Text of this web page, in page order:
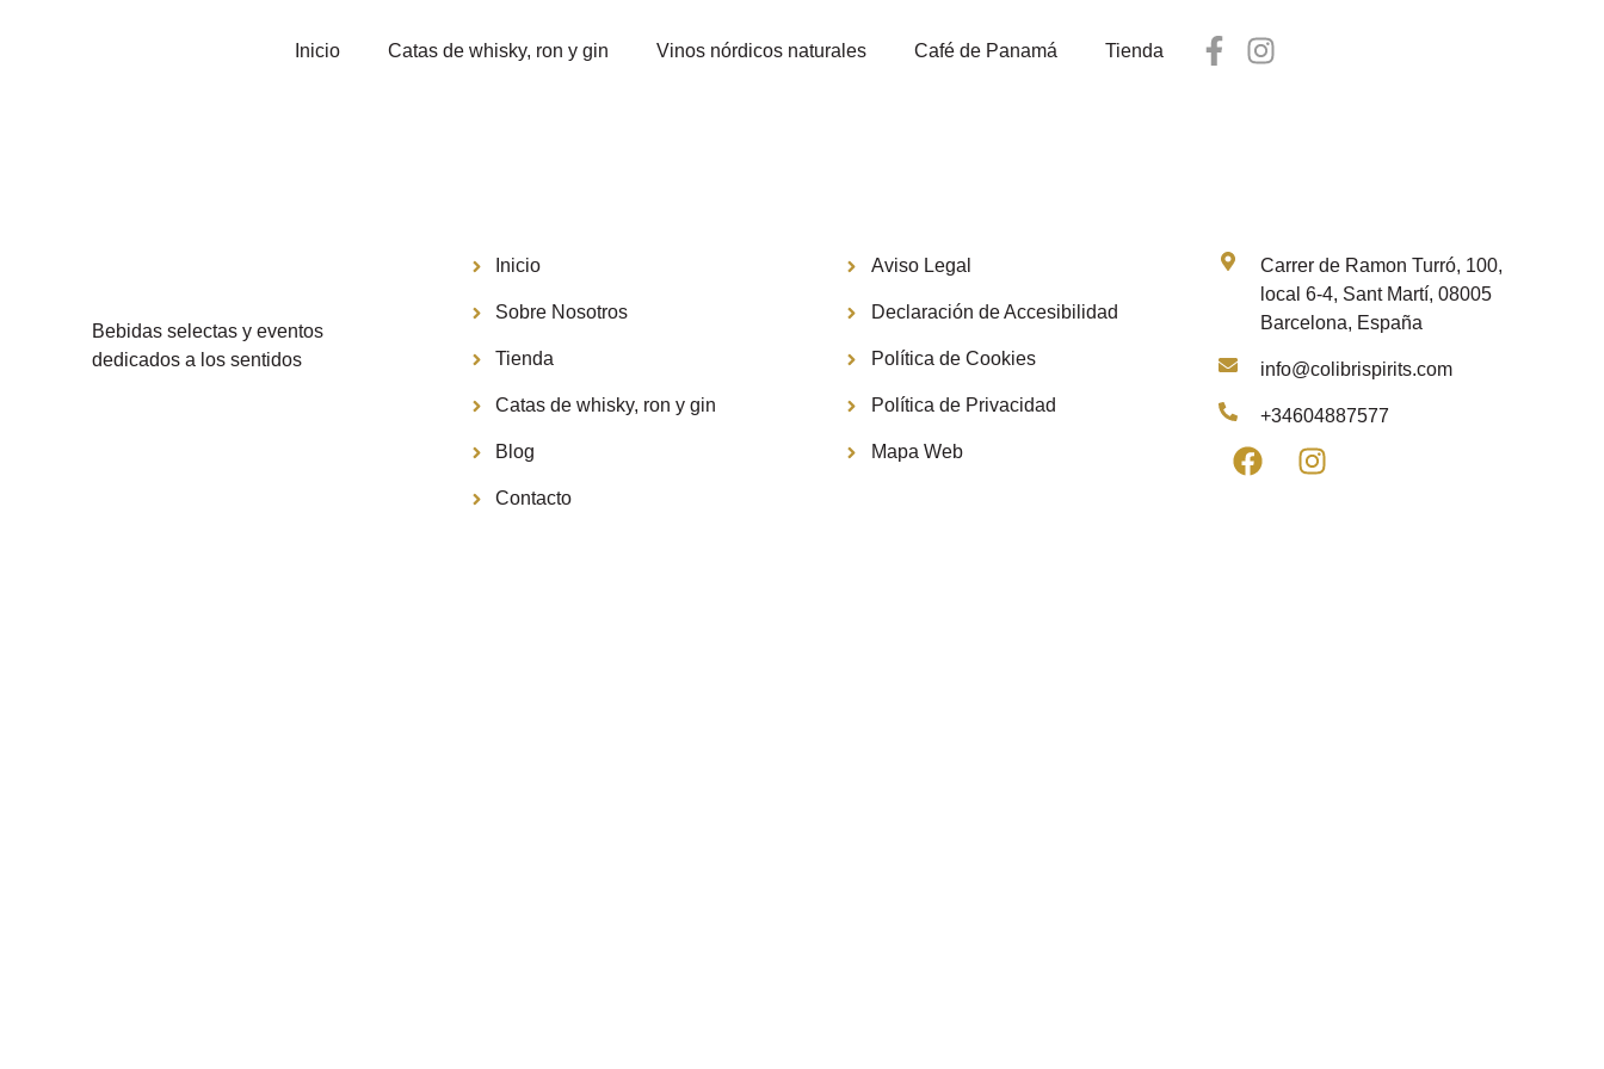
Inicio Catas de whisky, ron y gin Vinos nórdicos naturales Café de Panamá Tienda
Bebidas selectas y eventos
dedicados a los sentidos
Inicio
Sobre Nosotros
Tienda
Catas de whisky, ron y gin
Blog
Contacto
Aviso Legal
Declaración de Accesibilidad
Política de Cookies
Política de Privacidad
Mapa Web
Carrer de Ramon Turró, 100,
local 6-4, Sant Martí, 08005
Barcelona, España
info@colibrispirits.com
+34604887577